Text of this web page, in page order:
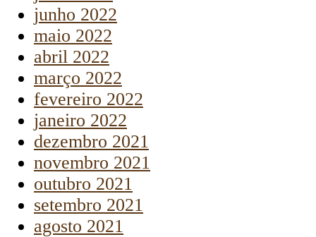
junho 2022
maio 2022
abril 2022
março 2022
fevereiro 2022
janeiro 2022
dezembro 2021
novembro 2021
outubro 2021
setembro 2021
agosto 2021